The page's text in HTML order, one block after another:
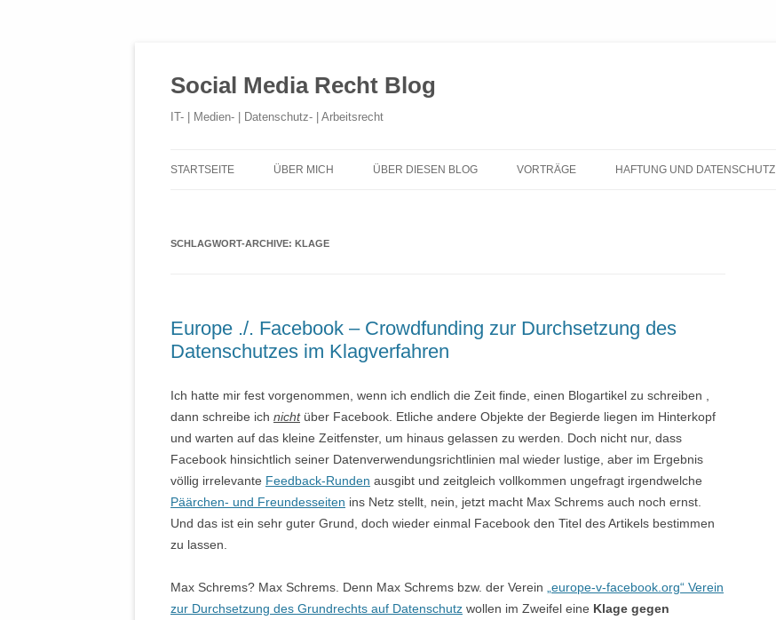
Social Media Recht Blog
IT- | Medien- | Datenschutz- | Arbeitsrecht
Inhalt
STARTSEITE ÜBER MICH ÜBER DIESEN BLOG VORTRÄGE HAFTUNG UND DATENSCHUTZ
SCHLAGWORT-ARCHIVE: KLAGE
Europe ./. Facebook – Crowdfunding zur Durchsetzung des
Datenschutzes im Klagverfahren
Ich hatte mir fest vorgenommen, wenn ich endlich die Zeit finde, einen Blogartikel zu schreiben ,
dann schreibe ich nichtüber Facebook. Etliche andere Objekte der Begierde liegen im Hinterkopf
und warten auf das kleine Zeitfenster, um hinaus gelassen zu werden. Doch nicht nur, dass
Facebook hinsichtlich seiner Datenverwendungsrichtlinien mal wieder lustige, aber im Ergebnis
völlig irrelevante Feedback-Runden ausgibt und zeitgleich vollkommen ungefragt irgendwelche
Päärchen- und Freundesseiten ins Netz stellt, nein, jetzt macht Max Schrems auch noch ernst.
Und das ist ein sehr guter Grund, doch wieder einmal Facebook den Titel des Artikels bestimmen
zu lassen.
Max Schrems? Max Schrems. Denn Max Schrems bzw. der Verein
„europe-v-facebook.org“ Verein
zur Durchsetzung des Grundrechts auf Datenschutz wollen im Zweifel eine Klage gegen